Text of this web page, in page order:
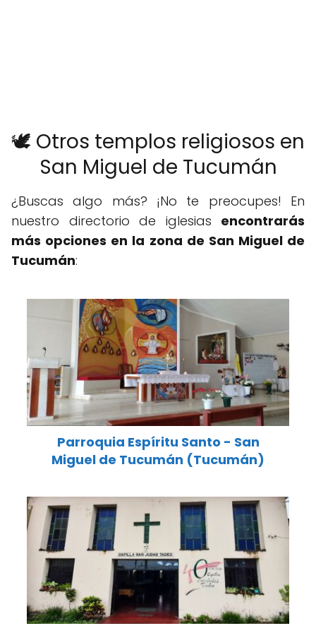
🕊️ Otros templos religiosos en
San Miguel de Tucumán
¿Buscas algo más? ¡No te preocupes! En
nuestro directorio de iglesias encontrarás
más opciones en la zona de San Miguel de
Tucumán:
Parroquia Espíritu Santo - San
Miguel de Tucumán (Tucumán)